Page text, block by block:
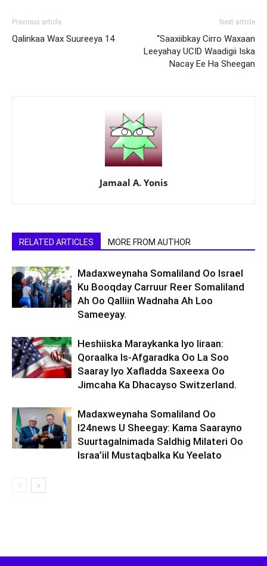
Previous article
Qalinkaa Wax Suureeya 14
Next article
“Saaxiibkay Cirro Waxaan
Leeyahay UCID Waadigii Iska
Nacay Ee Ha Sheegan
Jamaal A. Yonis
RELATED ARTICLES MORE FROM AUTHOR
Madaxweynaha Somaliland Oo Israel
Ku Booqday Carruur Reer Somaliland
Ah Oo Qalliin Wadnaha Ah Loo
Sameeyay.
Heshiiska Maraykanka Iyo Iiraan:
Qoraalka Is-Afgaradka Oo La Soo
Saaray Iyo Xafladda Saxeexa Oo
Jimcaha Ka Dhacayso Switzerland.
Madaxweynaha Somaliland Oo
I24news U Sheegay: Kama Saarayno
Suurtagalnimada Saldhig Milateri Oo
Israa’iil Mustaqbalka Ku Yeelato